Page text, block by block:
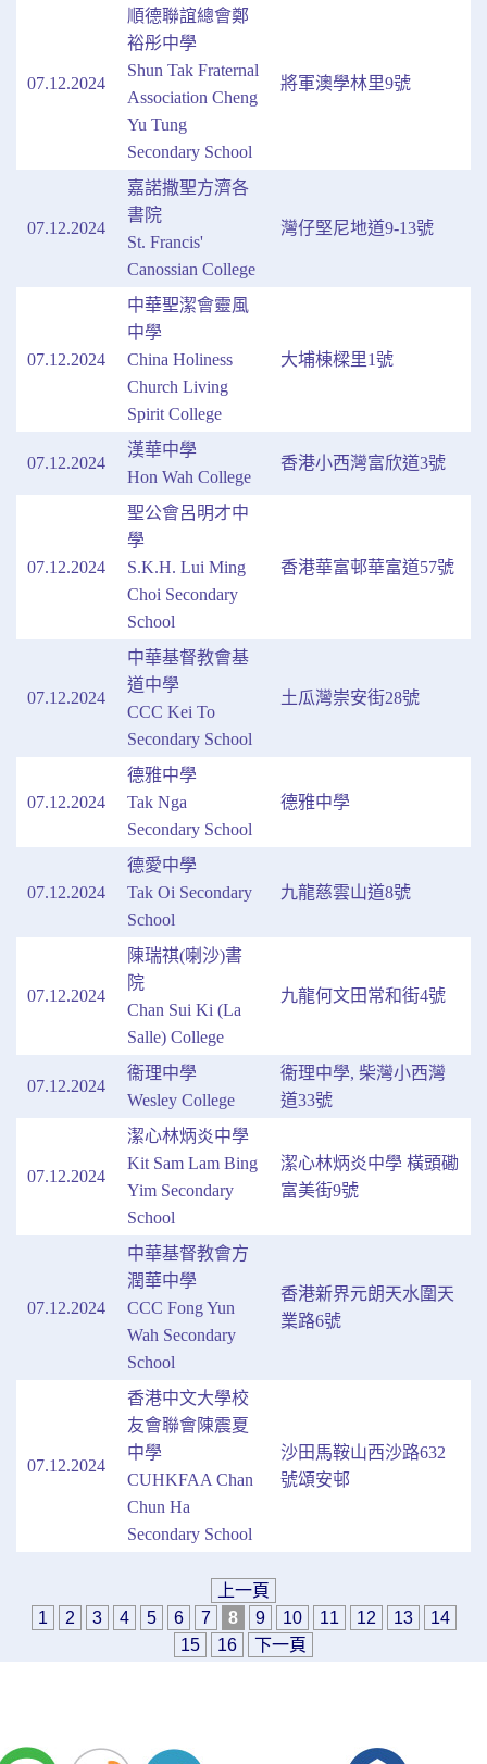
07.12.2024
順德聯誼總會鄭
裕彤中學
Shun Tak Fraternal
Association Cheng
Yu Tung
Secondary School
將軍澳學林里9號
07.12.2024
嘉諾撒聖方濟各
書院
St. Francis'
Canossian College
灣仔堅尼地道9-13號
07.12.2024
中華聖潔會靈風
中學
China Holiness
Church Living
Spirit College
大埔棟樑里1號
07.12.2024
漢華中學
Hon Wah College
香港小西灣富欣道3號
07.12.2024
聖公會呂明才中
學
S.K.H. Lui Ming
Choi Secondary
School
香港華富邨華富道57號
07.12.2024
中華基督教會基
道中學
CCC Kei To
Secondary School
土瓜灣崇安街28號
07.12.2024
德雅中學
Tak Nga
Secondary School
德雅中學
07.12.2024
德愛中學
Tak Oi Secondary
School
九龍慈雲山道8號
07.12.2024
陳瑞祺(喇沙)書
院
Chan Sui Ki (La
Salle) College
九龍何文田常和街4號
07.12.2024
衞理中學
Wesley College
衞理中學, 柴灣小西灣
道33號
07.12.2024
潔心林炳炎中學
Kit Sam Lam Bing
Yim Secondary
School
潔心林炳炎中學 橫頭磡
富美街9號
07.12.2024
中華基督教會方
潤華中學
CCC Fong Yun
Wah Secondary
School
香港新界元朗天水圍天
業路6號
07.12.2024
香港中文大學校
友會聯會陳震夏
中學
CUHKFAA Chan
Chun Ha
Secondary School
沙田馬鞍山西沙路632
號頌安邨
上一頁
1
2 3 4 5 6 7 8 9 10 11 12 13
14
15
16 下一頁